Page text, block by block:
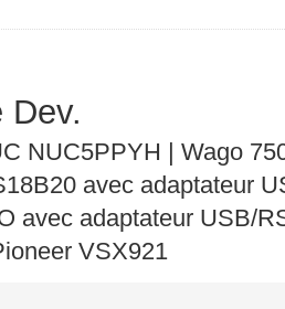
Dev.
NUC5PPYH | Wago
avec adaptateur
avec adaptateur USB/
VSX921